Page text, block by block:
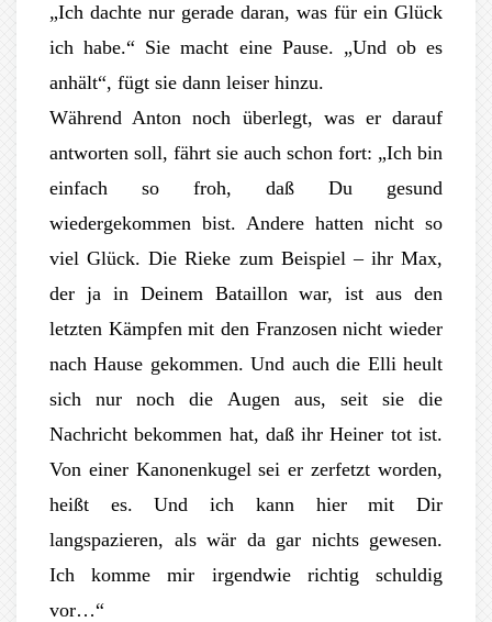
„Ich dachte nur gerade daran, was für ein Glück
ich habe.“ Sie macht eine Pause. „Und ob es
anhält“, fügt sie dann leiser hinzu.
Während Anton noch überlegt, was er darauf
antworten soll, fährt sie auch schon fort: „Ich bin
einfach so froh, daß Du gesund
wiedergekommen bist. Andere hatten nicht so
viel Glück. Die Rieke zum Beispiel – ihr Max,
der ja in Deinem Bataillon war, ist aus den
letzten Kämpfen mit den Franzosen nicht wieder
nach Hause gekommen. Und auch die Elli heult
sich nur noch die Augen aus, seit sie die
Nachricht bekommen hat, daß ihr Heiner tot ist.
Von einer Kanonenkugel sei er zerfetzt worden,
heißt es. Und ich kann hier mit Dir
langspazieren, als wär da gar nichts gewesen.
Ich komme mir irgendwie richtig schuldig
vor…“